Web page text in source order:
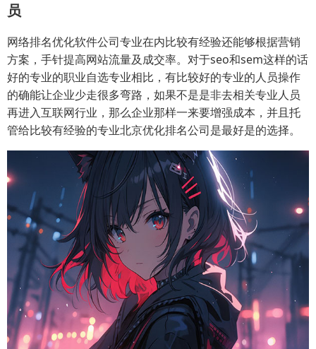
员
网络排名优化软件公司专业在内比较有经验还能够根据营销
方案，手针提高网站流量及成交率。对于seo和sem这样的话
好的专业的职业自选专业相比，有比较好的专业的人员操作
的确能让企业少走很多弯路，如果不是是非去相关专业人员
再进入互联网行业，那么企业那样一来要增强成本，并且托
管给比较有经验的专业北京优化排名公司是最好是的选择。